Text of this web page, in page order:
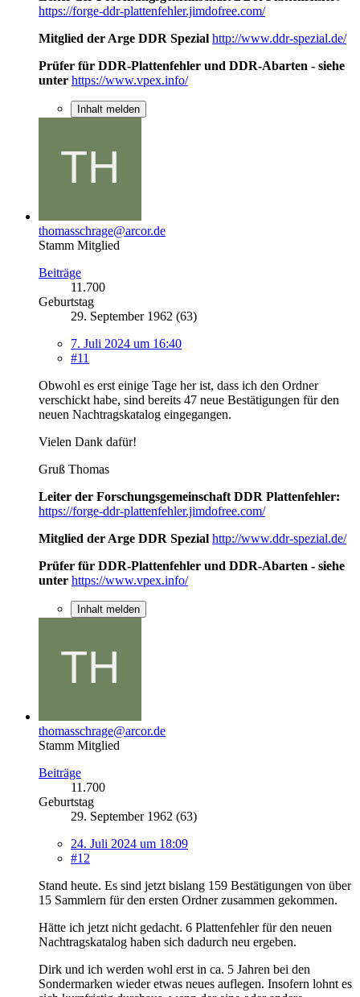
https://forge-ddr-plattenfehler.jimdofree.com/
Mitglied der Arge DDR Spezial http://www.ddr-spezial.de/
Prüfer für DDR-Plattenfehler und DDR-Abarten - siehe
unter https://www.vpex.info/
Inhalt melden
thomasschrage@arcor.de
Stamm Mitglied
Beiträge
11.700
Geburtstag
29. September 1962 (63)
7. Juli 2024 um 16:40
#11
Obwohl es erst einige Tage her ist, dass ich den Ordner
verschickt habe, sind bereits 47 neue Bestätigungen für den
neuen Nachtragskatalog eingegangen.
Vielen Dank dafür!
Gruß Thomas
Leiter der Forschungsgemeinschaft DDR Plattenfehler:
https://forge-ddr-plattenfehler.jimdofree.com/
Mitglied der Arge DDR Spezial http://www.ddr-spezial.de/
Prüfer für DDR-Plattenfehler und DDR-Abarten - siehe
unter https://www.vpex.info/
Inhalt melden
thomasschrage@arcor.de
Stamm Mitglied
Beiträge
11.700
Geburtstag
29. September 1962 (63)
24. Juli 2024 um 18:09
#12
Stand heute. Es sind jetzt bislang 159 Bestätigungen von über
15 Sammlern für den ersten Ordner zusammen gekommen.
Hätte ich jetzt nicht gedacht. 6 Plattenfehler für den neuen
Nachtragskatalog haben sich dadurch neu ergeben.
Dirk und ich werden wohl erst in ca. 5 Jahren bei den
Sondermarken wieder etwas neues auflegen. Insofern lohnt es